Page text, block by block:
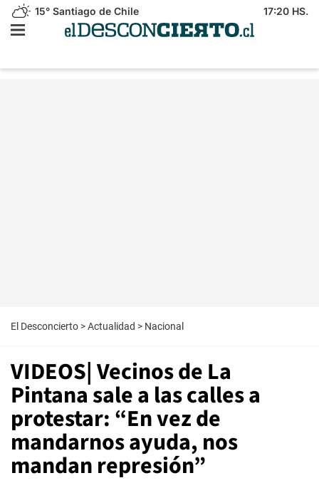
15° Santiago de Chile 17:20 HS.
El Desconcierto >Actualidad > Nacional
VIDEOS| Vecinos de La
Pintana sale a las calles a
protestar: “En vez de
mandarnos ayuda, nos
mandan represión”